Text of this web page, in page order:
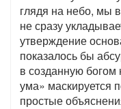
глядя на небо, мы
не сразу
утверждение
показалось бы
в созданную
ума» маскируется
простые